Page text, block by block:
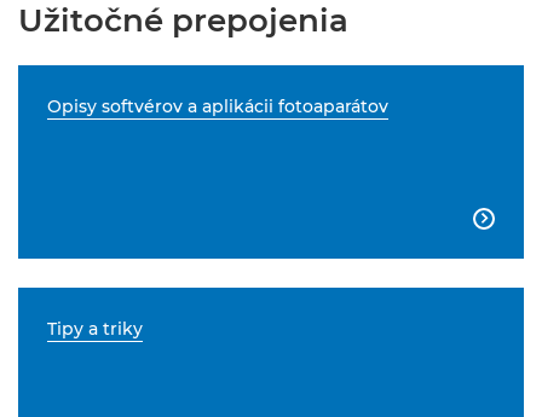
Užitočné prepojenia
Opisy softvérov a aplikácii fotoaparátov

Tipy a triky